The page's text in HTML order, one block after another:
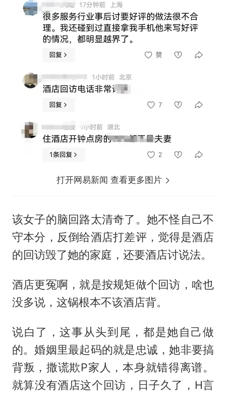
打开网易新闻 查看更多图片
该女子的脑回路太清奇了。她不怪自己不
守本分，反倒给酒店打差评，觉得是酒店
的回访毁了她的家庭，还要酒店讨说法。
酒店更冤啊，就是按规矩做个回访，啥也
没多说，这锅根本不该酒店背。
说白了，这事从头到尾，都是她自己做
的。婚姻里最起码的就是忠诚，她非要搞
背叛，撒谎欺P家人，本身就错得离谱。
就算没有酒店这个回访，日子久了，H言